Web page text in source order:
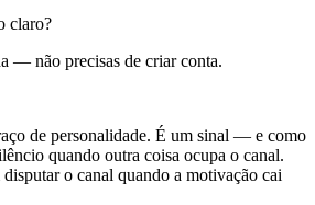
claro?
— não precisas de criar conta.
de personalidade. É um sinal — e como
quando outra coisa ocupa o canal.
o canal quando a motivação cai